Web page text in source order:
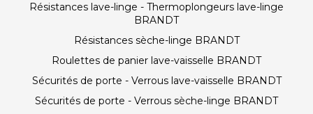
Résistances lave-linge - Thermoplongeurs lave-linge
BRANDT
Résistances sèche-linge BRANDT
Roulettes de panier lave-vaisselle BRANDT
Sécurités de porte - Verrous lave-vaisselle BRANDT
Sécurités de porte - Verrous sèche-linge BRANDT